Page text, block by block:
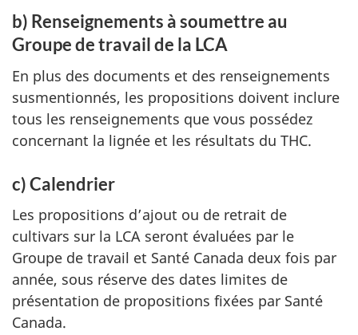
b) Renseignements à soumettre au
Groupe de travail de la LCA
En plus des documents et des renseignements
susmentionnés, les propositions doivent inclure
tous les renseignements que vous possédez
concernant la lignée et les résultats du THC.
c) Calendrier
Les propositions d’ajout ou de retrait de
cultivars sur la LCA seront évaluées par le
Groupe de travail et Santé Canada deux fois par
année, sous réserve des dates limites de
présentation de propositions fixées par Santé
Canada.